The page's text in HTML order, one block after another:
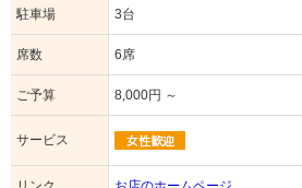
駐車場 3台
席数 6席
ご予算 8,000円 ～
サービス